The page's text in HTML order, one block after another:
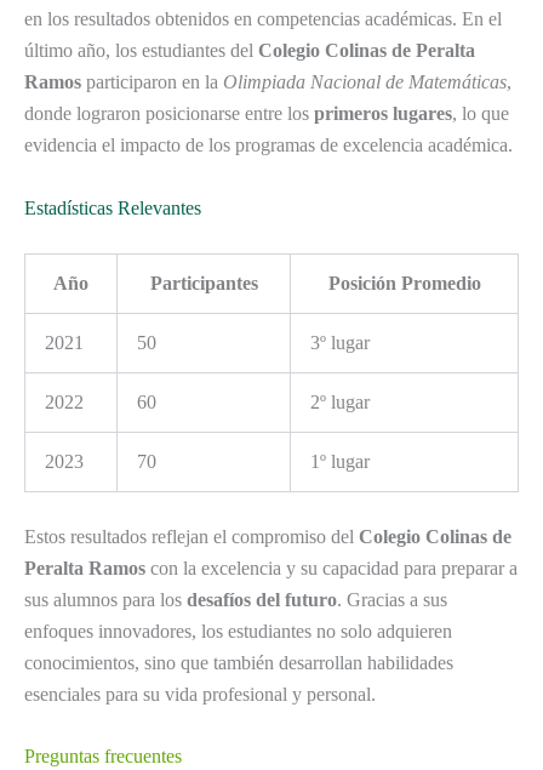
en los resultados obtenidos en competencias académicas. En el
último año, los estudiantes del Colegio Colinas de Peralta
Ramos participaron en la Olimpiada Nacional de Matemáticas,
donde lograron posicionarse entre los primeros lugares, lo que
evidencia el impacto de los programas de excelencia académica.
Estadísticas Relevantes
Año Participantes Posición Promedio
2021 50 3º lugar
2022 60 2º lugar
2023 70 1º lugar
Estos resultados reflejan el compromiso del Colegio Colinas de
Peralta Ramos con la excelencia y su capacidad para preparar a
sus alumnos para los desafíos del futuro. Gracias a sus
enfoques innovadores, los estudiantes no solo adquieren
conocimientos, sino que también desarrollan habilidades
esenciales para su vida profesional y personal.
Preguntas frecuentes